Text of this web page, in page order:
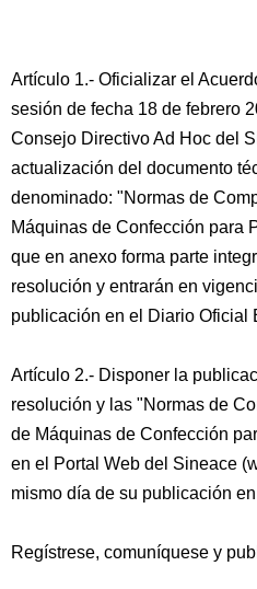
Artículo 1.- Oficializar el
sesión de fecha 18 de febrero
Consejo Directivo Ad Hoc del
actualización del documento
denominado: "Normas de
Máquinas de Confección para
que en anexo forma parte
resolución y entrarán en
publicación en el Diario Oficial
Artículo 2.- Disponer la
resolución y las "Normas de
de Máquinas de Confección
en el Portal Web del Sineace
mismo día de su publicación
Regístrese, comuníquese y